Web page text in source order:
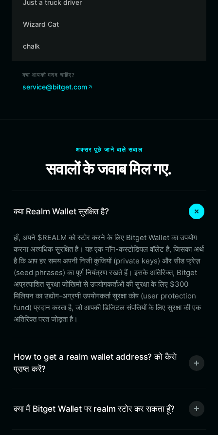
Just a truck driver
Wizard Cat
chalk
क्या आपको मदद चाहिए?
service@bitget.com
अक्सर पूछे जाने वाले सवाल
सवालों के जवाब मिल गए.
क्या Realm Wallet सुरक्षित है?
हाँ, अपने $REALM को स्टोर करने के लिए Bitget Wallet का उपयोग
करना अत्यधिक सुरक्षित है। यह एक नॉन-कस्टोडियल वॉलेट है, जिसका अर्थ
है कि आप हर समय अपनी निजी कुंजियों (private keys) और सीड फ्रेज़
(seed phrases) का पूर्ण नियंत्रण रखते हैं। इसके अतिरिक्त, Bitget
अप्रत्याशित सुरक्षा जोखिमों से उपयोगकर्ताओं की सुरक्षा के लिए $300
मिलियन का उद्योग-अग्रणी उपयोगकर्ता सुरक्षा कोष (user protection
fund) प्रदान करता है, जो आपकी डिजिटल संपत्तियों के लिए सुरक्षा की एक
अतिरिक्त परत जोड़ता है।
How to get a realm wallet address? को कैसे
प्राप्त करें?
क्या मैं Bitget Wallet पर realm स्टोर कर सकता हूँ?